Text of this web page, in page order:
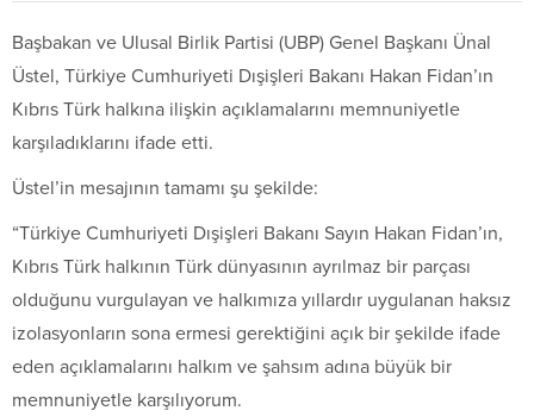
Başbakan ve Ulusal Birlik Partisi (UBP) Genel Başkanı Ünal
Üstel, Türkiye Cumhuriyeti Dışişleri Bakanı Hakan Fidan’ın
Kıbrıs Türk halkına ilişkin açıklamalarını memnuniyetle
karşıladıklarını ifade etti.
Üstel’in mesajının tamamı şu şekilde:
“Türkiye Cumhuriyeti Dışişleri Bakanı Sayın Hakan Fidan’ın,
Kıbrıs Türk halkının Türk dünyasının ayrılmaz bir parçası
olduğunu vurgulayan ve halkımıza yıllardır uygulanan haksız
izolasyonların sona ermesi gerektiğini açık bir şekilde ifade
eden açıklamalarını halkım ve şahsım adına büyük bir
memnuniyetle karşılıyorum.